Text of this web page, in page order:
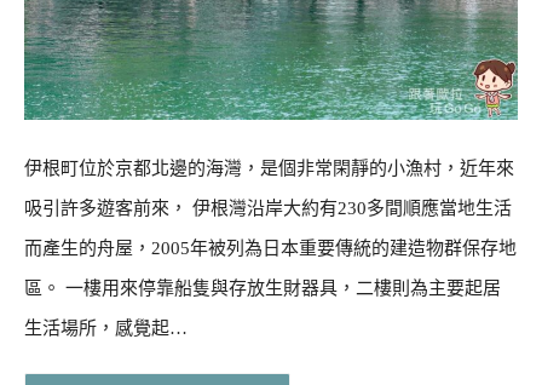
伊根町位於京都北邊的海灣，是個非常閑靜的小漁村，近年來
吸引許多遊客前來， 伊根灣沿岸大約有230多間順應當地生活
而產生的舟屋，2005年被列為日本重要傳統的建造物群保存地
區。 一樓用來停靠船隻與存放生財器具，二樓則為主要起居
生活場所，感覺起…